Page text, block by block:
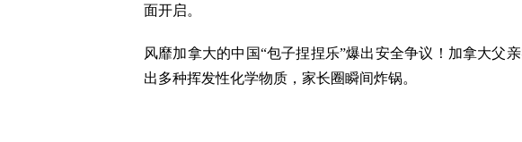
面开启。
风靡加拿大的中国“包子捏捏乐”爆出安全争议！加拿大父
出多种挥发性化学物质，家长圈瞬间炸锅。